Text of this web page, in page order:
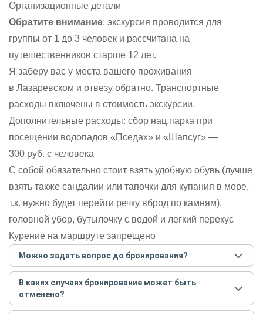
Организационные детали
Обратите внимание: экскурсия проводится для
группы от 1 до 3 человек и рассчитана на
путешественников старше 12 лет.
Я заберу вас у места вашего проживания
в Лазаревском и отвезу обратно. Транспортные
расходы включены в стоимость экскурсии.
Дополнительные расходы: сбор нац.парка при
посещении водопадов «Пседах» и «Шапсуг» —
300 руб. с человека
С собой обязательно стоит взять удобную обувь (лучше
взять также сандалии или тапочки для купания в море,
т.к. нужно будет перейти речку вброд по камням),
головной убор, бутылочку с водой и легкий перекус
Курение на маршруте запрещено
Можно задать вопрос до бронирования?
Достаточно перейти по ссылке «Задать вопрос» и
написать гиду. Платить при этом не нужно. Сначала
согласуйте с гидом интересующие вас вопросы и после
этого бронируйте экскурсию.Задать вопрос.
В каких случаях бронирование может быть
отменено?
Только в случае неблагоприятных погодных условий,